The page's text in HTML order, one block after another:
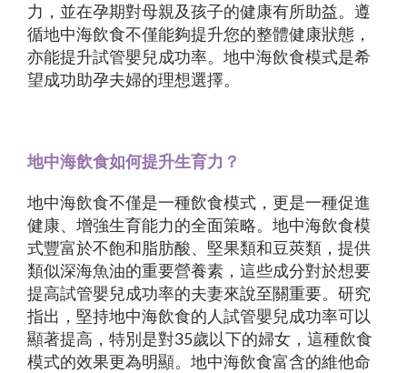
力，並在孕期對母親及孩子的健康有所助益。遵
循地中海飲食不僅能夠提升您的整體健康狀態，
亦能提升試管嬰兒成功率。地中海飲食模式是希
望成功助孕夫婦的理想選擇。
地中海飲食如何提升生育力？
地中海飲食不僅是一種飲食模式，更是一種促進
健康、增強生育能力的全面策略。地中海飲食模
式豐富於不飽和脂肪酸、堅果類和豆莢類，提供
類似深海魚油的重要營養素，這些成分對於想要
提高試管嬰兒成功率的夫妻來說至關重要。研究
指出，堅持地中海飲食的人試管嬰兒成功率可以
顯著提高，特別是對35歲以下的婦女，這種飲食
模式的效果更為明顯。地中海飲食富含的維他命